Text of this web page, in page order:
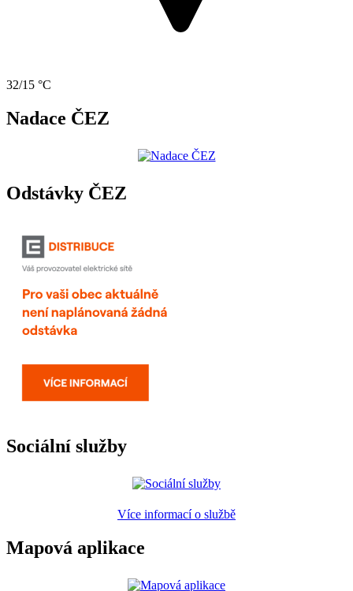
32/15 °C
Nadace ČEZ
Odstávky ČEZ
Sociální služby
Více informací o službě
Mapová aplikace